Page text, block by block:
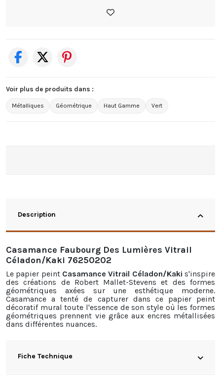
Voir plus de produits dans :
Métalliques Géométrique Haut Gamme Vert
Description
Casamance Faubourg Des Lumières Vitrail
Céladon/Kaki 76250202
Le papier peint Casamance Vitrail Céladon/Kaki s'inspire
des créations de Robert Mallet-Stevens et des formes
géométriques axées sur une esthétique moderne.
Casamance a tenté de capturer dans ce papier peint
décoratif mural toute l'essence de son style où les formes
géométriques prennent vie grâce aux encres métallisées
dans différentes nuances.
Fiche Technique